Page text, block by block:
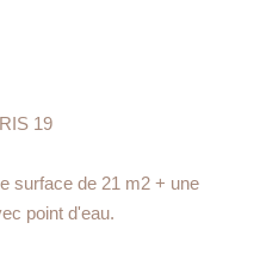
19
surface de 21 m2 + une
point d'eau.